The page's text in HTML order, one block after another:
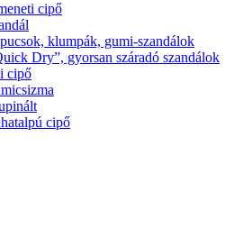
cipő
klumpák, gumi-szandálok
Dry”, gyorsan száradó szandálok
cipő
cipő